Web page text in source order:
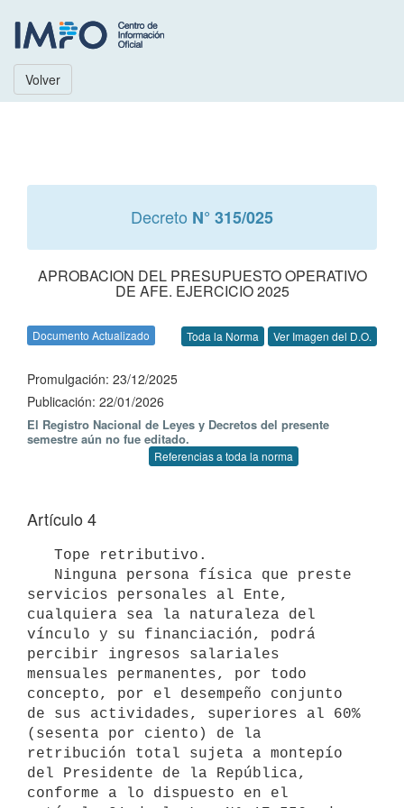
Volver
Decreto N° 315/025
APROBACION DEL PRESUPUESTO OPERATIVO
DE AFE. EJERCICIO 2025
Documento Actualizado Toda la Norma Ver Imagen del D.O.
Promulgación: 23/12/2025
Publicación: 22/01/2026
El Registro Nacional de Leyes y Decretos del presente
semestre aún no fue editado.
Referencias a toda la norma
Artículo 4
servicios personales al Ente,
cualquiera sea la naturaleza del
vínculo y su financiación, podrá
percibir ingresos salariales
mensuales permanentes, por todo
concepto, por el desempeño conjunto
de sus actividades, superiores al 60%
(sesenta por ciento) de la
retribución total sujeta a montepío
del Presidente de la República,
conforme a lo dispuesto en el